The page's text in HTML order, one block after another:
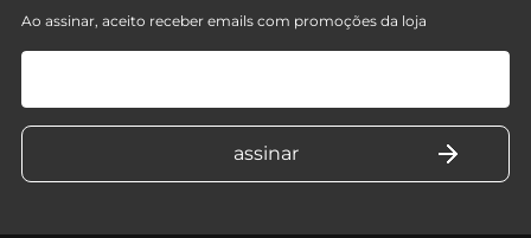
Ao assinar, aceito receber emails com promoções da loja